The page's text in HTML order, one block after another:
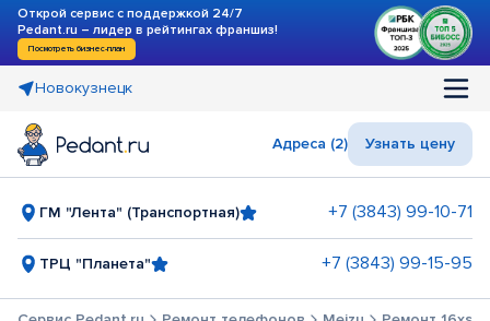
Открой сервис с поддержкой 24/7
Pedant.ru – лидер в рейтингах франшиз!
Посмотреть бизнес-план
Новокузнецк
Адреса (2) Узнать цену
ГМ "Лента" (Транспортная) +7 (3843) 99-10-71
ТРЦ "Планета" +7 (3843) 99-15-95